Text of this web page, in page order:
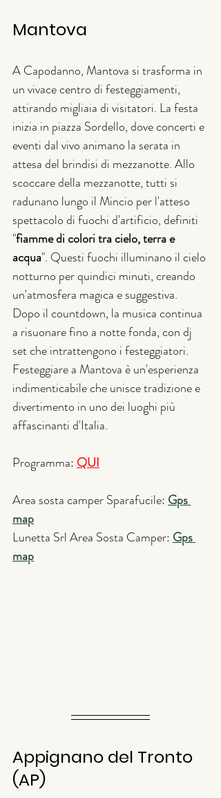
Mantova
A Capodanno, Mantova si trasforma in
un vivace centro di festeggiamenti,
attirando migliaia di visitatori. La festa
inizia in piazza Sordello, dove concerti e
eventi dal vivo animano la serata in
attesa del brindisi di mezzanotte. Allo
scoccare della mezzanotte, tutti si
radunano lungo il Mincio per l'atteso
spettacolo di fuochi d'artificio, definiti
"fiamme di colori tra cielo, terra e
acqua". Questi fuochi illuminano il cielo
notturno per quindici minuti, creando
un'atmosfera magica e suggestiva.
Dopo il countdown, la musica continua
a risuonare fino a notte fonda, con dj
set che intrattengono i festeggiatori.
Festeggiare a Mantova è un'esperienza
indimenticabile che unisce tradizione e
divertimento in uno dei luoghi più
affascinanti d'Italia.
Programma: QUI
Area sosta camper Sparafucile: Gps
map
Lunetta Srl Area Sosta Camper: Gps
map
Appignano del Tronto
(AP)